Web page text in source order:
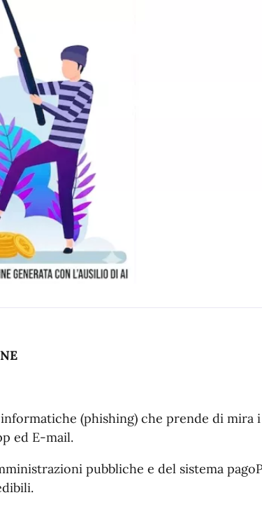
(phishing) che prende di mira i
ed E-mail.
pubbliche e del sistema